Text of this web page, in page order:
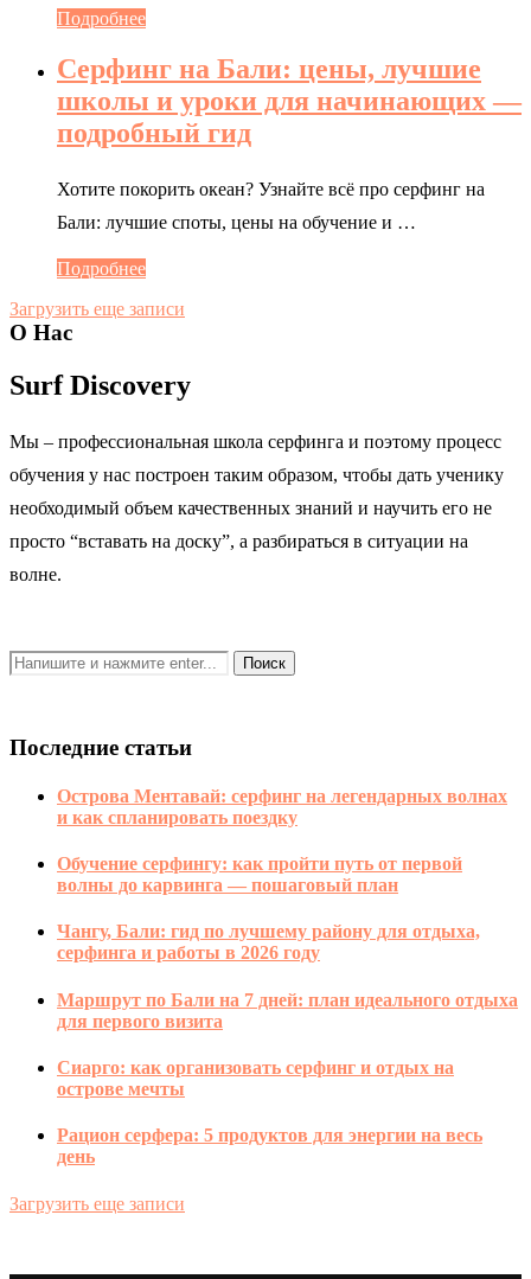
Подробнее
Серфинг на Бали: цены, лучшие
школы и уроки для начинающих —
подробный гид
Хотите покорить океан? Узнайте всё про серфинг на
Бали: лучшие споты, цены на обучение и …
Подробнее
Загрузить еще записи
О Нас
Surf Discovery
Мы – профессиональная школа серфинга и поэтому процесс
обучения у нас построен таким образом, чтобы дать ученику
необходимый объем качественных знаний и научить его не
просто “вставать на доску”, а разбираться в ситуации на
волне.
Последние статьи
Острова Ментавай: серфинг на легендарных волнах
и как спланировать поездку
Обучение серфингу: как пройти путь от первой
волны до карвинга — пошаговый план
Чангу, Бали: гид по лучшему району для отдыха,
серфинга и работы в 2026 году
Маршрут по Бали на 7 дней: план идеального отдыха
для первого визита
Сиарго: как организовать серфинг и отдых на
острове мечты
Рацион серфера: 5 продуктов для энергии на весь
день
Загрузить еще записи